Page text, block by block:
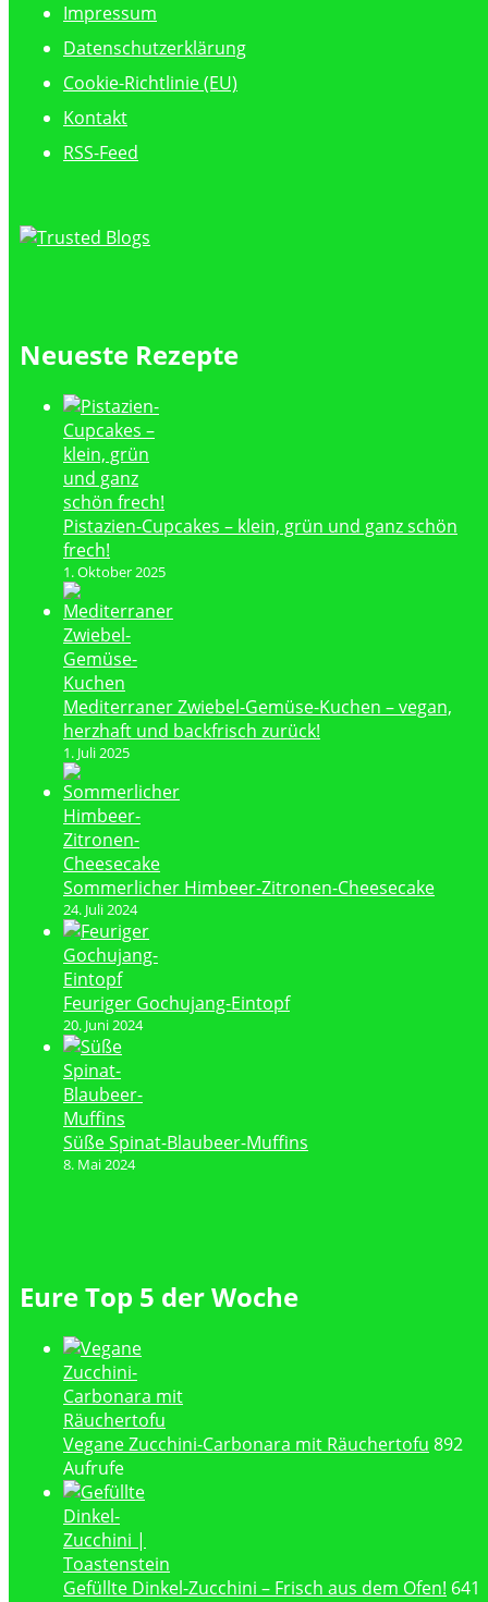
Impressum
Datenschutzerklärung
Cookie-Richtlinie (EU)
Kontakt
RSS-Feed
Neueste Rezepte
Pistazien-Cupcakes – klein, grün und ganz schön
frech!
1. Oktober 2025
Mediterraner Zwiebel-Gemüse-Kuchen – vegan,
herzhaft und backfrisch zurück!
1. Juli 2025
Sommerlicher Himbeer-Zitronen-Cheesecake
24. Juli 2024
Feuriger Gochujang-Eintopf
20. Juni 2024
Süße Spinat-Blaubeer-Muffins
8. Mai 2024
Eure Top 5 der Woche
Vegane Zucchini-Carbonara mit Räuchertofu 892
Aufrufe
Gefüllte Dinkel-Zucchini – Frisch aus dem Ofen! 641